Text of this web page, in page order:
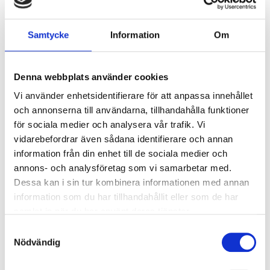
Samtycke Information Om
Denna webbplats använder cookies
Vi använder enhetsidentifierare för att anpassa innehållet
och annonserna till användarna, tillhandahålla funktioner
för sociala medier och analysera vår trafik. Vi
vidarebefordrar även sådana identifierare och annan
information från din enhet till de sociala medier och
annons- och analysföretag som vi samarbetar med.
Dessa kan i sin tur kombinera informationen med annan
information som du har tillhandahållit eller som de har
Nödvändig
Överspänningsskydd CM
Överspänningsskydd DM
kV/kA:
1
Ljusstyrning
Ljusstyrning:
DALI, Fasimpuls, DSI,
Korridorfunktion
Antal DALI-adresser:
1
Sensor:
Utan sensor
Nödljus